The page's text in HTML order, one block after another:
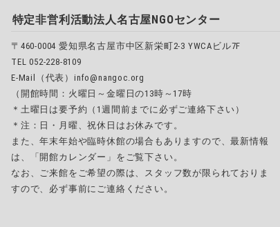
特定非営利活動法人名古屋NGOセンター
〒460-0004 愛知県名古屋市中区新栄町2-3 YWCAビル7F
TEL 052-228-8109
E-Mail（代表）info@nangoc.org
（開館時間：火曜日～金曜日の13時～17時
＊土曜日は要予約（1週間前までに必ずご連絡下さい）
＊注：日・月曜、祝休日はお休みです。
また、年末年始や臨時休館の場合もありますので、最新情報
は、「開館カレンダー」をご覧下さい。
なお、ご来館をご希望の際は、スタッフ数が限られておりま
すので、必ず事前にご連絡ください。